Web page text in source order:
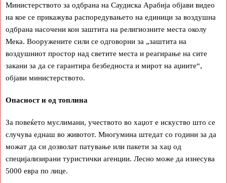
Министерството за одбрана на Саудиска Арабија објави видео
на кое се прикажува распоредувањето на единици за воздушна
одбрана насочени кон заштита на религиозните места околу
Мека. Вооружените сили се одговорни за „заштита на
воздушниот простор над светите места и реагирање на сите
закани за да се гарантира безбедноста и мирот на аџиите“,
објави министерството.
Опасност и од топлина
За повеќето муслимани, учеството во хаџот е искуство што се
случува еднаш во животот. Многумина штедат со години за да
можат да си дозволат патување или пакети за хаџ од
специјализирани туристички агенции. Лесно може да изнесува
5000 евра по лице.